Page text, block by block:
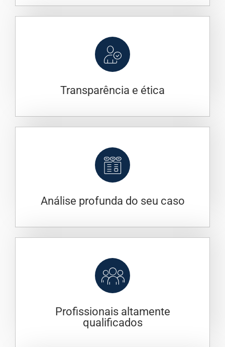
Transparência e ética
Análise profunda do seu caso
Profissionais altamente
qualificados